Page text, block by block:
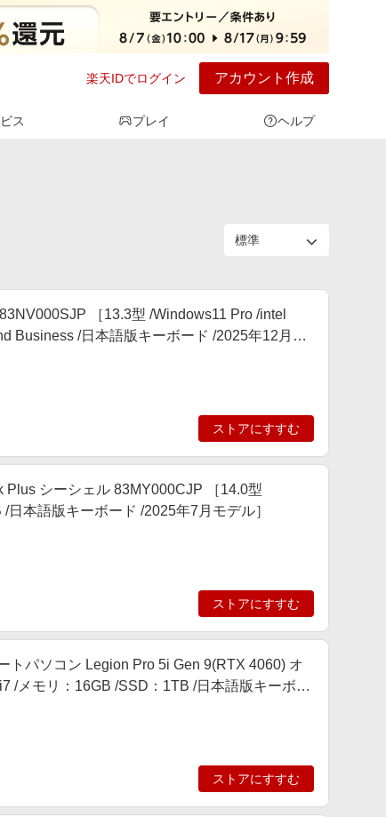
楽天IDでログイン アカウント作成
ス プレイ ヘルプ
［13.3型 /Windows11 Pro /intel
Business /日本語版キーボード /2025年12月モ
ストアにすすむ
Plus シーシェル 83MY000CJP ［14.0型
本語版キーボード /2025年7月モデル］
ストアにすすむ
トパソコン Legion Pro 5i Gen 9(RTX 4060) オ
/メモリ：16GB /SSD：1TB /日本語版キーボー
ストアにすすむ